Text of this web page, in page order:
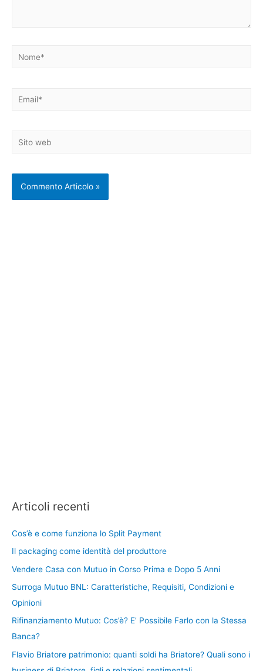
Nome*
Email*
Sito
Articoli recenti
Cos’è e come funziona lo Split Payment
Il packaging come identità del produttore
Vendere Casa con Mutuo in Corso Prima e Dopo 5 Anni
Surroga Mutuo BNL: Caratteristiche, Requisiti, Condizioni e
Opinioni
Rifinanziamento Mutuo: Cos’è? E’ Possibile Farlo con la Stessa
Banca?
Flavio Briatore patrimonio: quanti soldi ha Briatore? Quali sono i